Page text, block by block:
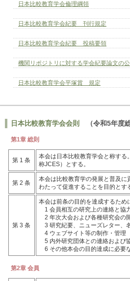
日本比較教育学会倫理綱領
日本比較教育学会紀要 刊行規定
日本比較教育学会紀要 投稿要領
機関リポジトリに対する学会紀要論文の
日本比較教育学会平塚賞 規定
日本比較教育学会会則 （令和5年度総
第1章 総則
第 1 条
本会は日本比較教育学会と称す
称JCES）とする。
第 2 条
本会は比較教育学の発展と普及に
わたって促進することを目的とす
第 3 条
本会は前条の目的を達成するため
1 会員相互の研究上の連絡と協
2 年次大会および各種研究会の
3 研究紀要、ニューズレター、
4 ウェブサイト等の制作・管理
5 内外研究団体との連絡および
6 その他本会の目的達成に必要
第2章 会員